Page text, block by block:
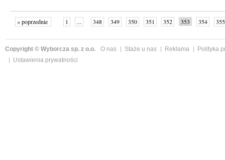
« poprzednie 1 ... 348 349 350 351 352 353 354
355
Copyright © Wyborcza sp. z o.o. O nas Staże u nas Reklama
Polityka
Ustawienia prywatności